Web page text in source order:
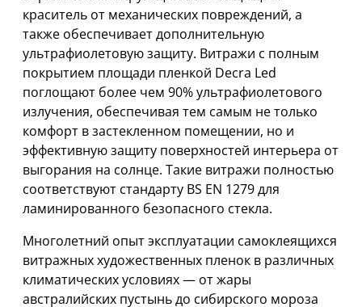
краситель от механических повреждений, а
также обеспечивает дополнительную
ультрафиолетовую защиту. Витражи с полным
покрытием площади пленкой Decra Led
поглощают более чем 90% ультрафиолетового
излучения, обеспечивая тем самым не только
комфорт в застекленном помещении, но и
эффективную защиту поверхностей интерьера от
выгорания на солнце. Такие витражи полностью
соответствуют стандарту BS EN 1279 для
ламинированного безопасного стекла.
Многолетний опыт эксплуатации самоклеящихся
витражных художественных пленок в различных
климатических условиях — от жары
австралийских пустынь до сибирского мороза